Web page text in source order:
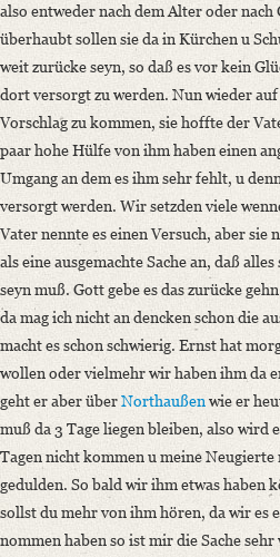
also entweder nach dem Alter oder nach
überhaubt sollen sie da in Kürchen u
weit zurücke seyn, so daß es vor kein
dort versorgt zu werden. Nun wieder
Vorschlag zu kommen, sie hoffte der
paar hohe Hülfe von ihm haben einen
Umgang an dem es ihm sehr fehlt, u
versorgt werden. Wir setzden viele
Vater nennte es einen Versuch, aber sie
als eine ausgemachte Sache an, daß alles
seyn muß. Gott gebe es das zurücke
da mag ich nicht an dencken schon die
macht es schon schwierig. Ernst hat
wollen oder vielmehr wir haben ihm da
geht er aber überNorthaußenwie er
muß da 3 Tage liegen bleiben, also wird
Tagen nicht kommen u meine Neugierte
gedulden. So bald wir ihm etwas haben
sollst du mehr von ihm hören, da wir es
nommen haben so ist mir die Sache sehr